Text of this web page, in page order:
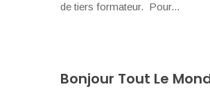
de tiers formateur. Pour...
Bonjour Tout Le